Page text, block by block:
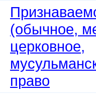
(обычное,
церковное,
право